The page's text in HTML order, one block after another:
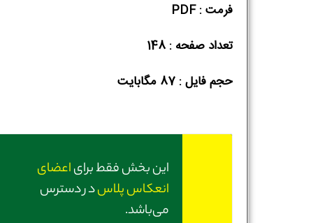
فرمت : PDF
تعداد صفحه : 148
حجم فایل :‌ 87 مگابایت
این بخش فقط برایاعضای
انعکاس پلاسدر دسترس
می‌باشد.